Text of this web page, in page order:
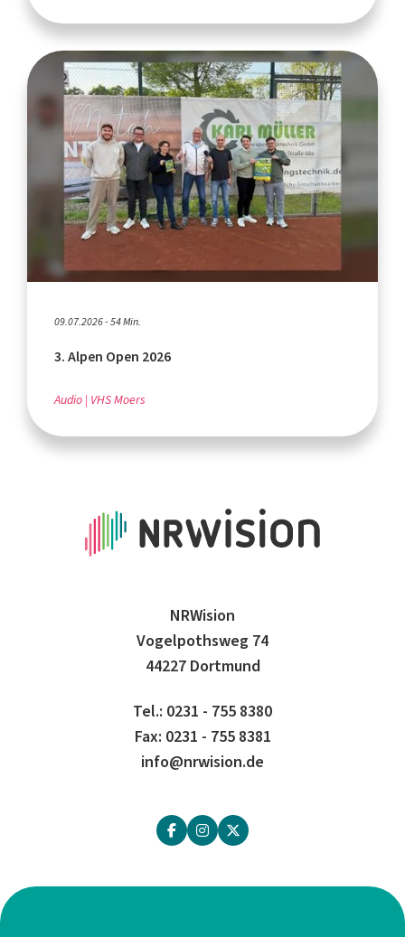
09.07.2026 - 54 Min.
3. Alpen Open 2026
Audio VHS Moers
NRWision
Vogelpothsweg 74
44227 Dortmund
Tel.: 0231 - 755 8380
Fax: 0231 - 755 8381
info@nrwision.de